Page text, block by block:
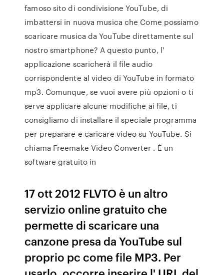
famoso sito di condivisione YouTube, di
imbattersi in nuova musica che Come possiamo
scaricare musica da YouTube direttamente sul
nostro smartphone? A questo punto, l'
applicazione scaricherà il file audio
corrispondente al video di YouTube in formato
mp3. Comunque, se vuoi avere più opzioni o ti
serve applicare alcune modifiche ai file, ti
consigliamo di installare il speciale programma
per preparare e caricare video su YouTube. Si
chiama Freemake Video Converter . È un
software gratuito in
17 ott 2012 FLVTO è un altro
servizio online gratuito che
permette di scaricare una
canzone presa da YouTube sul
proprio pc come file MP3. Per